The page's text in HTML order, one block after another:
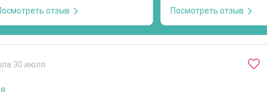
занятия. Светлана
график занятий лучше, чем
Прекрасный тайм-
стеснительная. Лепили,
отзыв
и потешек.
понравилось, что на
спросила моего
телефону, можно ли
малышу, так как было
Посмотреть отзыв
30 июля